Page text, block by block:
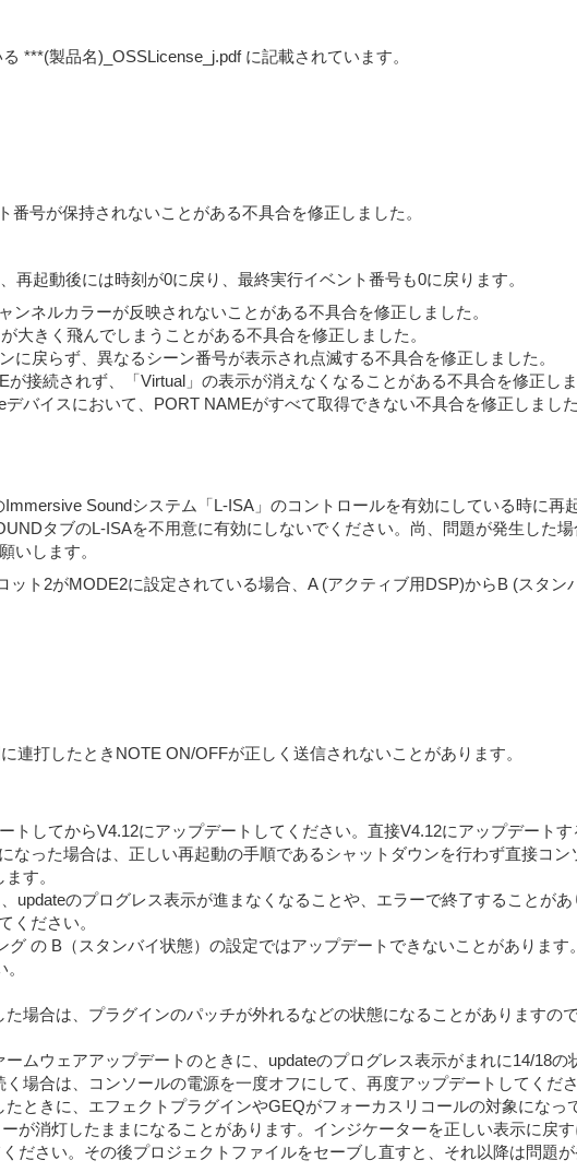
***(製品名)_OSSLicense_j.pdf に記載されています。
号が保持されないことがある不具合を修正しました。
起動後には時刻が0に戻り、最終実行イベント番号も0に戻ります。
ネルカラーが反映されないことがある不具合を修正しました。
大きく飛んでしまうことがある不具合を修正しました。
戻らず、異なるシーン番号が表示され点滅する不具合を修正しました。
接続されず、「Virtual」の表示が消えなくなることがある不具合を修正しま
バイスにおいて、PORT NAMEがすべて取得できない不具合を修正しました
Soundシステム「L-ISA」のコントロールを有効にしている時に再
タブのL-ISAを不用意に有効にしないでください。尚、問題が発生した
いします。
ト2がMODE2に設定されている場合、A (アクティブ用DSP)からB (スタン
打したときNOTE ON/OFFが正しく送信されないことがあります。
してからV4.12にアップデートしてください。直接V4.12にアップデートす
った場合は、正しい再起動の手順であるシャットダウンを行わず直接コン
す。
updateのプログレス表示が進まなくなることや、エラーで終了することが
ください。
の B（スタンバイ状態）の設定ではアップデートできないことがあります
場合は、プラグインのパッチが外れるなどの状態になることがありますの
ムウェアアップデートのときに、updateのプログレス表示がまれに14/18の
場合は、コンソールの電源を一度オフにして、再度アップデートしてくださ
ときに、エフェクトプラグインやGEQがフォーカスリコールの対象になっ
が消灯したままになることがあります。インジケーターを正しい表示に戻
さい。その後プロジェクトファイルをセーブし直すと、それ以降は問題が